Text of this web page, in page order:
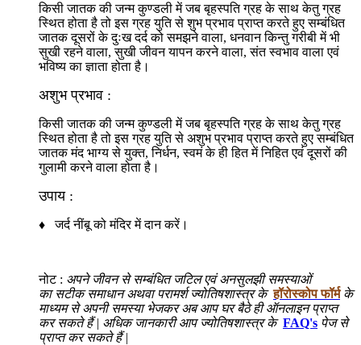
किसी जातक की जन्म कुण्डली में जब बृहस्पति ग्रह के साथ केतु ग्रह
स्थित होता है तो इस ग्रह युति से शुभ प्रभाव प्राप्त करते हुए सम्बंधित
जातक दूसरों के दुःख दर्द को समझने वाला, धनवान किन्तु गरीबी में भी
सुखी रहने वाला, सुखी जीवन यापन करने वाला, संत स्वभाव वाला एवं
भविष्य का ज्ञाता होता है।
अशुभ प्रभाव :
किसी जातक की जन्म कुण्डली में जब बृहस्पति ग्रह के साथ केतु ग्रह
स्थित होता है तो इस ग्रह युति से अशुभ प्रभाव प्राप्त करते हुए सम्बंधित
जातक मंद भाग्य से युक्त, निर्धन, स्वमं के ही हित में निहित एवं दूसरों की
गुलामी करने वाला होता है।
उपाय :
♦ जर्द नींबू को मंदिर में दान करें।
नोट : अपने जीवन से सम्बंधित जटिल एवं अनसुलझी समस्याओं
का सटीक समाधान अथवा परामर्श ज्योतिषशास्त्र केहॉरोस्कोप फॉर्म के
माध्यम से अपनी समस्या भेजकर अब आप घर बैठे ही ऑनलाइन प्राप्त
कर सकते हैं | अधिक जानकारी आप ज्योतिषशास्त्र के FAQ's पेज से
प्राप्त कर सकते हैं |